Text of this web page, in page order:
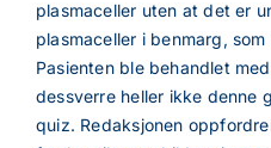
plasmaceller uten at det er
plasmaceller i benmarg,
Pasienten ble behandlet
dessverre heller ikke denne
quiz. Redaksjonen